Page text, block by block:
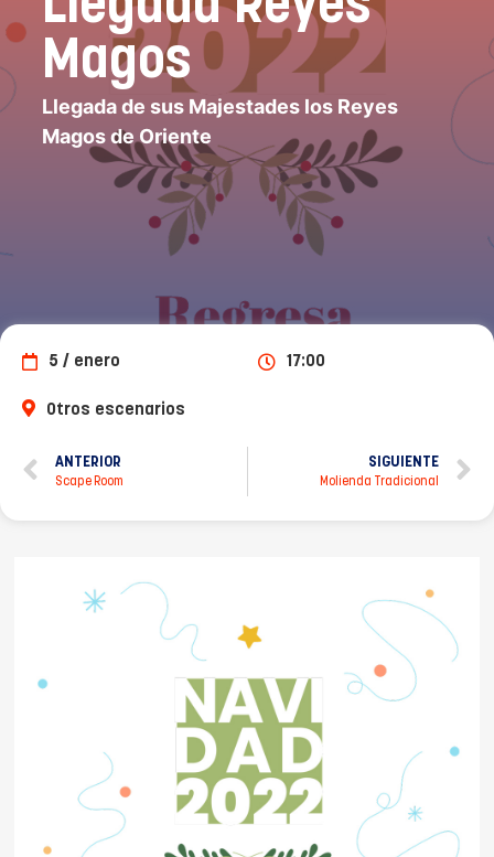
Magos
Llegada de sus Majestades los Reyes
Magos de Oriente
5 / enero 17:00
Otros escenarios
ANTERIOR
Scape Room
SIGUIENTE
Molienda Tradicional